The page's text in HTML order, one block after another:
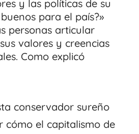
y las políticas de su
para el país?»
personas articular
valores y creencias
Como explicó
conservador sureño
cómo el capitalismo de